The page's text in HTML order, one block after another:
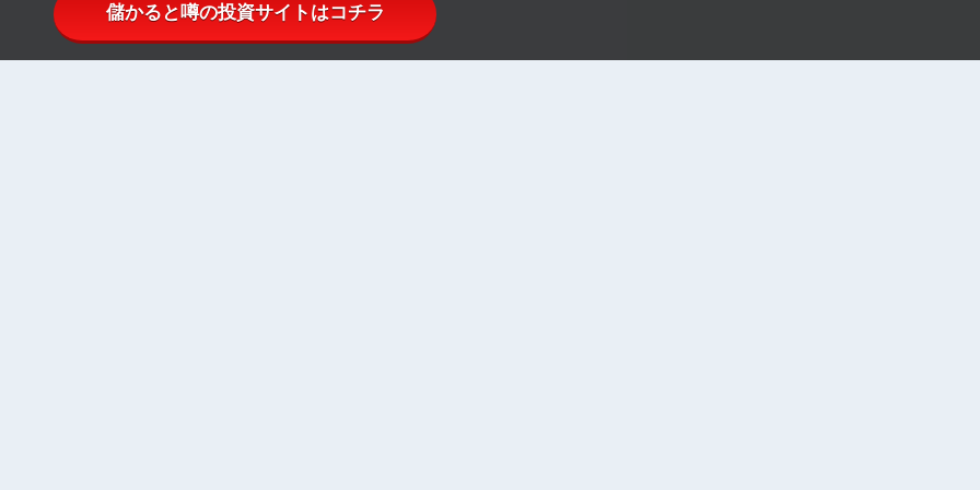
儲かると噂の投資サイトはコチラ